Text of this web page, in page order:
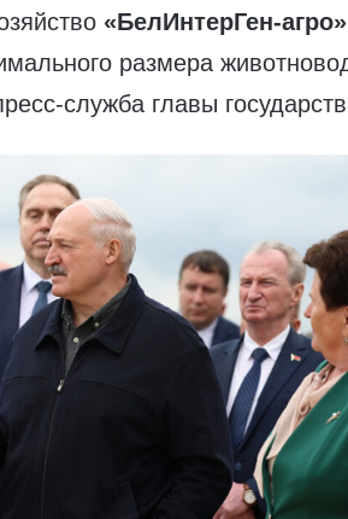
«БелИнтерГен‑агро»
размера
служба главы